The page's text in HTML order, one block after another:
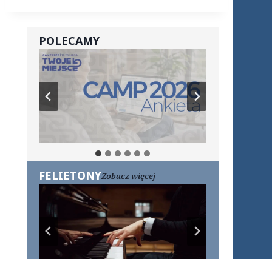
POLECAMY
FELIETONYZobacz więcej